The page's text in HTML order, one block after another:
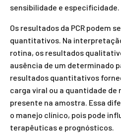
sensibilidade e especificidade.
Os resultados da PCR podem
quantitativos. Na
rotina, os resultados
ausência de um determinado
resultados quantitativos
carga viral ou a quantidade
presente na amostra. Essa
o manejo clínico, pois pode
terapêuticas e prognósticos.